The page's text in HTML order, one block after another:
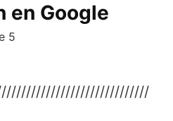
en Google
5